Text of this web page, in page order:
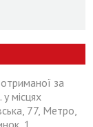
за
місцях
77, Метро,